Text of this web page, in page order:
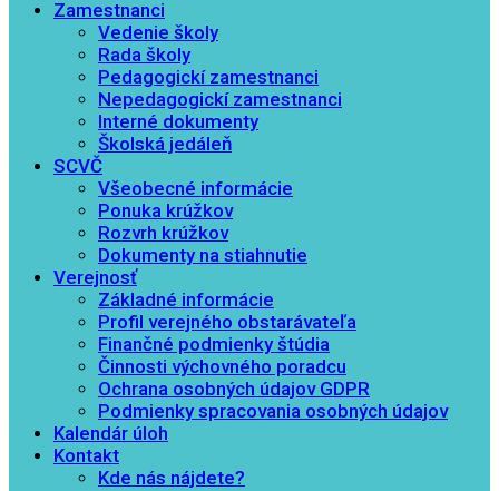
Zamestnanci
Vedenie školy
Rada školy
Pedagogickí zamestnanci
Nepedagogickí zamestnanci
Interné dokumenty
Školská jedáleň
SCVČ
Všeobecné informácie
Ponuka krúžkov
Rozvrh krúžkov
Dokumenty na stiahnutie
Verejnosť
Základné informácie
Profil verejného obstarávateľa
Finančné podmienky štúdia
Činnosti výchovného poradcu
Ochrana osobných údajov GDPR
Podmienky spracovania osobných údajov
Kalendár úloh
Kontakt
Kde nás nájdete?